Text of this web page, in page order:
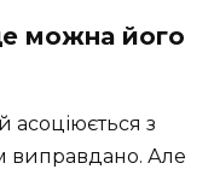
можна його
асоціюється з
виправдано. Але